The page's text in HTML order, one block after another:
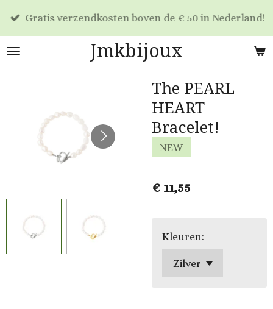
Ga
de
Jmkbijoux
Gratis verzendkosten boven de € 50 in Nederland!
The PEARL
HEART
Bracelet!
NEW
€ 11,55
Kleuren: